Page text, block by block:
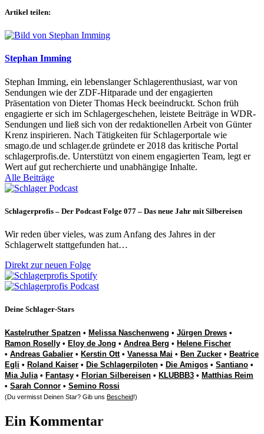
Artikel teilen:
Stephan Imming
Stephan Imming, ein lebenslanger Schlagerenthusiast, war von
Sendungen wie der ZDF-Hitparade und der engagierten
Präsentation von Dieter Thomas Heck beeindruckt. Schon früh
engagierte er sich im Schlagergeschehen, leistete Beiträge in WDR-
Sendungen und ließ sich von der redaktionellen Arbeit von Günter
Krenz inspirieren. Nach Tätigkeiten für Schlagerportale wie
smago.de und schlager.de gründete er 2018 das kritische Portal
schlagerprofis.de. Unterstützt von einem engagierten Team, legt er
Wert auf gut recherchierte und unabhängige Inhalte.
Alle Beiträge
Schlagerprofis – Der Podcast Folge 077 – Das neue Jahr mit Silbereisen
Wir reden über vieles, was zum Anfang des Jahres in der
Schlagerwelt stattgefunden hat…
Direkt zur neuen Folge
Deine Schlager-Stars
Kastelruther Spatzen • Melissa Naschenweng • Jürgen Drews •
Ramon Roselly • Eloy de Jong • Andrea Berg • Helene Fischer
• Andreas Gabalier • Kerstin Ott• Vanessa Mai • Ben Zucker • Beatrice
Egli • Roland Kaiser • Die Schlagerpiloten • Die Amigos • Santiano •
Mia Julia• Fantasy • Florian Silbereisen • KLUBBB3 • Matthias Reim
• Sarah Connor • Semino Rossi
(Du vermisst Deinen Star? Gib uns Bescheid!)
Ein Kommentar